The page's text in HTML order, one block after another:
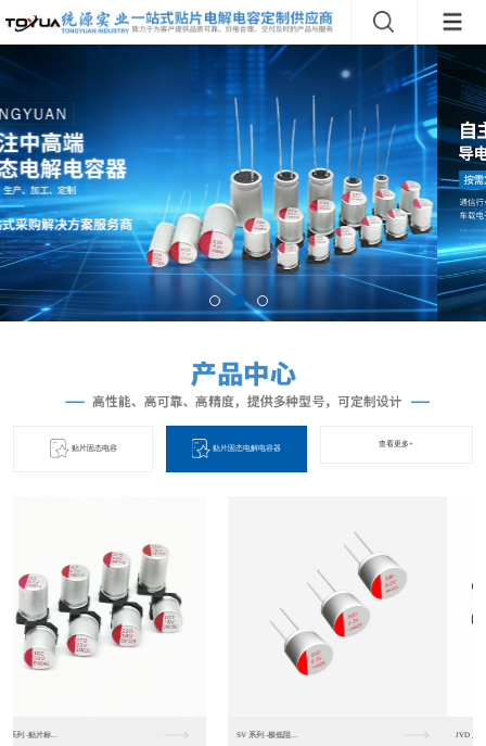
贴片固态电容 贴片固态电解电容器 查看更多+
JVD 系列 -中高... VT 系列 - 宽温...